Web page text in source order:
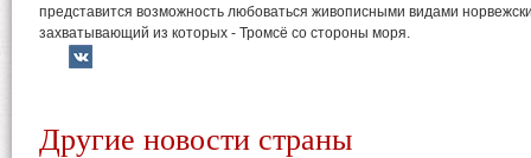
представится возможность любоваться живописными видами
захватывающий из которых - Тромсё со стороны моря.
Другие новости страны